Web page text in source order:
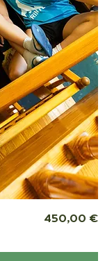
Precio
450,00 €